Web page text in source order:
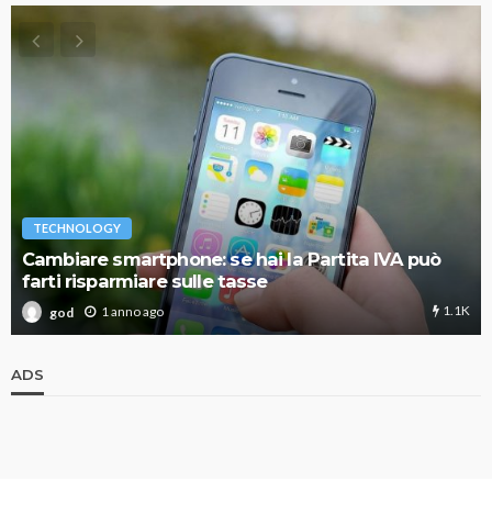
TECHNOLOGY
Cambiare smartphone: se hai la Partita IVA può
farti risparmiare sulle tasse
god 1 anno ago 1.1K
ADS